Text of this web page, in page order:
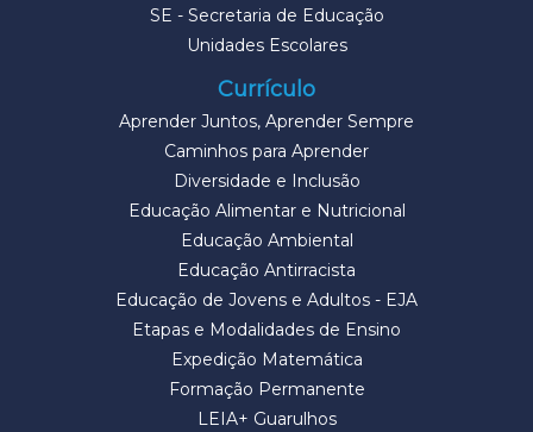
SE - Secretaria de Educação
Unidades Escolares
Currículo
Aprender Juntos, Aprender Sempre
Caminhos para Aprender
Diversidade e Inclusão
Educação Alimentar e Nutricional
Educação Ambiental
Educação Antirracista
Educação de Jovens e Adultos - EJA
Etapas e Modalidades de Ensino
Expedição Matemática
Formação Permanente
LEIA+ Guarulhos